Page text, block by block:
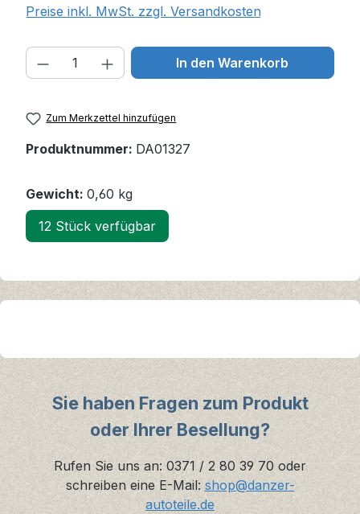
Preise inkl. MwSt. zzgl. Versandkosten
Produkt Anzahl: Gib den
In den Warenkorb
Zum Merkzettel hinzufügen
Produktnummer: DA01327
Gewicht: 0,60 kg
12 Stück verfügbar
Sie haben Fragen zum Produkt
oder Ihrer Besellung?
Rufen Sie uns an: 0371 / 2 80 39 70 oder
schreiben eine E-Mail: shop@danzer-
autoteile.de